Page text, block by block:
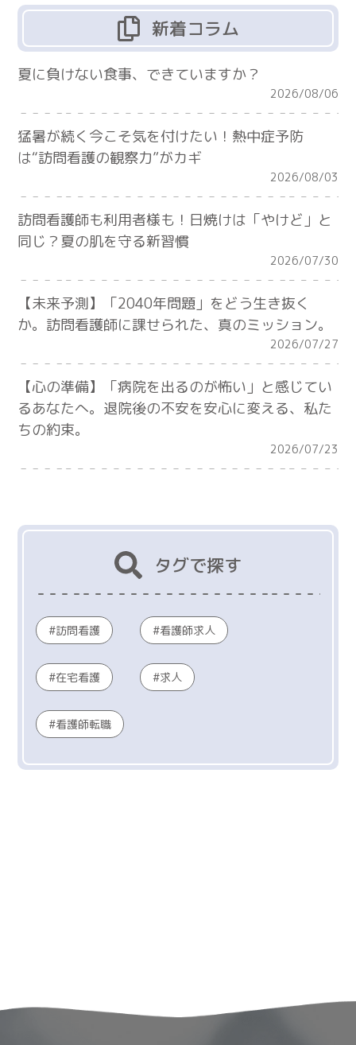
新着コラム
夏に負けない食事、できていますか？
2026/08/06
猛暑が続く今こそ気を付けたい！熱中症予防
は“訪問看護の観察力”がカギ
2026/08/03
訪問看護師も利用者様も！日焼けは「やけど」と
同じ？夏の肌を守る新習慣
2026/07/30
【未来予測】「2040年問題」をどう生き抜く
か。訪問看護師に課せられた、真のミッション。
2026/07/27
【心の準備】「病院を出るのが怖い」と感じてい
るあなたへ。退院後の不安を安心に変える、私た
ちの約束。
2026/07/23
タグで探す
訪問看護 看護師求人
在宅看護 求人
看護師転職